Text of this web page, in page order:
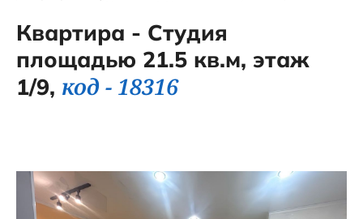
Квартира - Студия
площадью 21.5 кв.м, этаж
1/9, код - 18316